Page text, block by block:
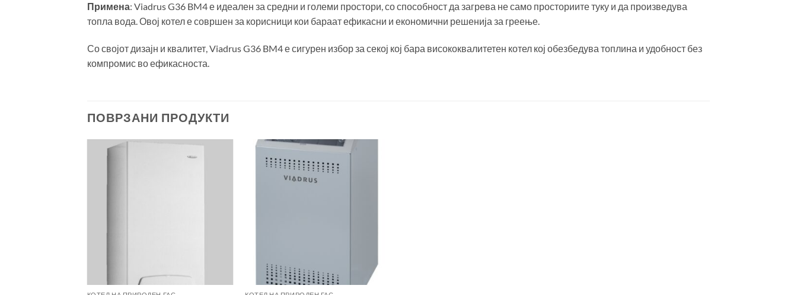
Примена: Viadrus G36 BM4 е идеален за средни и големи простори, со способност да загрева не само просториите туку и да произведува
топла вода. Овој котел е совршен за корисници кои бараат ефикасни и економични решенија за греење.
Со својот дизајн и квалитет, Viadrus G36 BM4 е сигурен избор за секој кој бара висококвалитетен котел кој обезбедува топлина и удобност без
компромис во ефикасноста.
ПОВРЗАНИ ПРОДУКТИ